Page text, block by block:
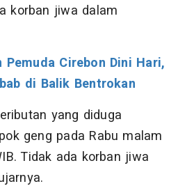
korban jiwa dalam
Pemuda Cirebon Dini Hari,
di Balik Bentrokan
yang diduga
geng pada Rabu malam
Tidak ada korban jiwa